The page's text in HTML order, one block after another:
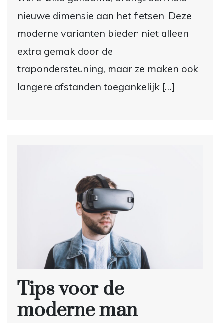
nieuwe dimensie aan het fietsen. Deze
moderne varianten bieden niet alleen
extra gemak door de
trapondersteuning, maar ze maken ook
langere afstanden toegankelijk […]
Tips voor de
moderne man